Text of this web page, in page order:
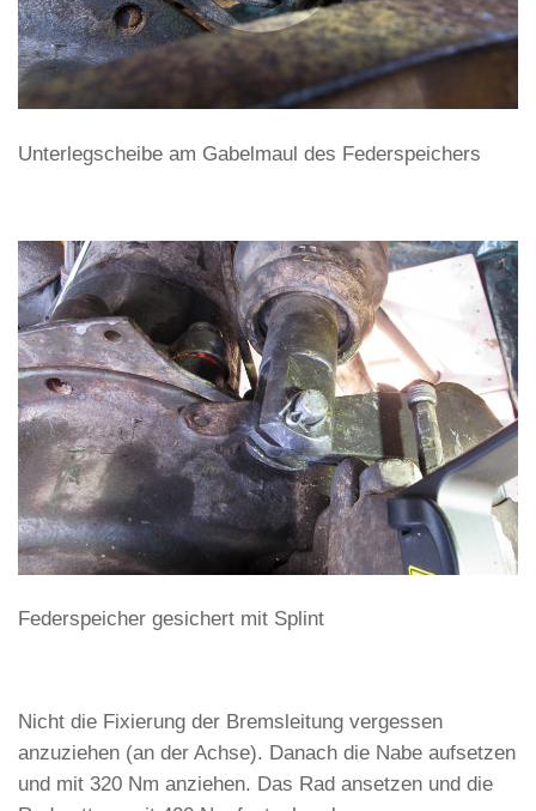
Unterlegscheibe am Gabelmaul des Federspeichers
Federspeicher gesichert mit Splint
Nicht die Fixierung der Bremsleitung vergessen
anzuziehen (an der Achse). Danach die Nabe aufsetzen
und mit 320 Nm anziehen. Das Rad ansetzen und die